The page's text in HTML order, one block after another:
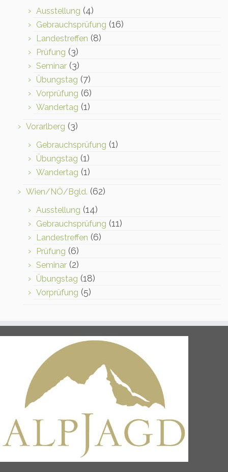
Ausstellung (4)
Gebrauchsprüfung (16)
Landestreffen (8)
Prüfung (3)
Seminar (3)
Übungstag (7)
Vorprüfung (6)
Wandertag (1)
Vorarlberg (3)
Gebrauchsprüfung (1)
Übungstag (1)
Wandertag (1)
Wien/NÖ/Bgld. (62)
Ausstellung (14)
Gebrauchsprüfung (11)
Landestreffen (6)
Prüfung (6)
Seminar (2)
Übungstag (18)
Vorprüfung (5)